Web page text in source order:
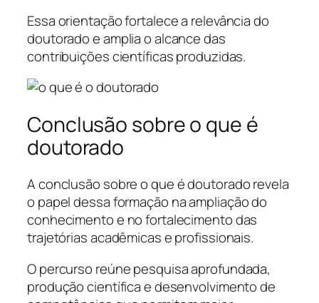
Essa orientação fortalece a relevância do
doutorado e amplia o alcance das
contribuições científicas produzidas.
Conclusão sobre o que é
doutorado
A conclusão sobre o que é doutorado revela
o papel dessa formação na ampliação do
conhecimento e no fortalecimento das
trajetórias acadêmicas e profissionais.
O percurso reúne pesquisa aprofundada,
produção científica e desenvolvimento de